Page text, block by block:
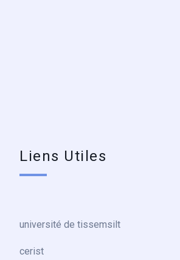
Liens Utiles
université de tissemsilt
cerist